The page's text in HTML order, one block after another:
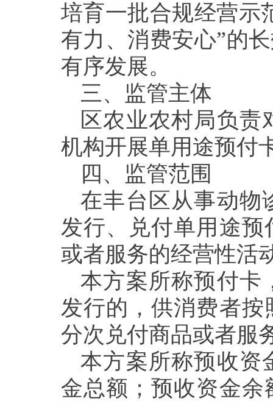
培育一批合规经营示
有力、消费安心”的
有序发展。
三、监管主体
区农业农村局负责
机构开展单用途预付
四、监管范围
在丰台 区从事动物
发行、兑付单用途预
或者服务的经营性活
本方案所称预付卡
发行的，供消费者
分次兑付商品或者服
本方案所称预收资
金总额；预收资金